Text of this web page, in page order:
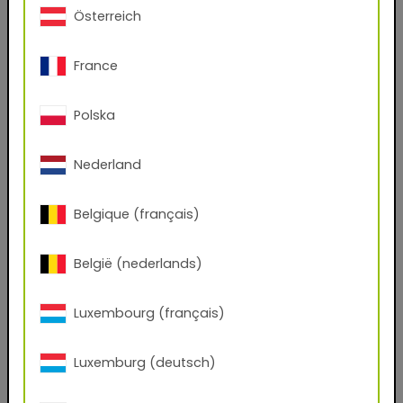
Oui
Prénom
Nom de famille
Numéro de téléphone
Code postal
Österreich
France
Polska
Nederland
Belgique (français)
België (nederlands)
Luxembourg (français)
Luxemburg (deutsch)